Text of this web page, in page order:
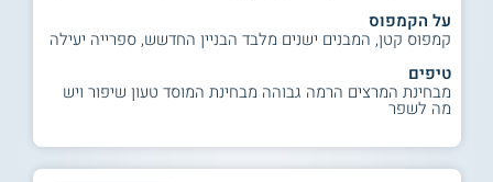
על הקמפוס
קמפוס קטן, המבנים ישנים מלבד הבניין החדשש, ספרייה יעילה
טיפים
מבחינת המרצים הרמה גבוהה מבחינת המוסד טעון שיפור ויש
מה לשפר